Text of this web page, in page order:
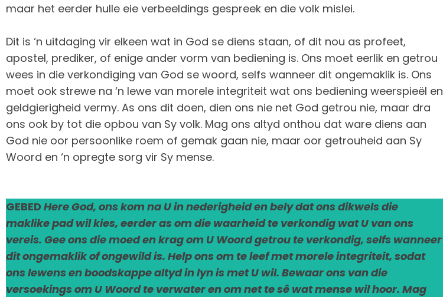
maar het eerder hulle eie verbeeldings gespreek en die volk mislei.
Dit is ‘n uitdaging vir elkeen wat in God se diens staan, of dit nou as profeet,
apostel, prediker, of enige ander vorm van bediening is. Ons moet eerlik en getrou
wees in die verkondiging van God se woord, selfs wanneer dit ongemaklik is. Ons
moet ook strewe na ‘n lewe van morele integriteit wat ons bediening weerspieël en
geldgierigheid vermy. As ons dit doen, dien ons nie net God getrou nie, maar dra
ons ook by tot die opbou van Sy volk. Mag ons altyd onthou dat ware diens aan
God nie oor persoonlike roem of gemak gaan nie, maar oor getrouheid aan Sy
Woord en ‘n opregte sorg vir Sy mense.
GEBED Here God, ons kom na U in nederigheid en bely dat ons dikwels die
maklike pad wil kies, eerder as om die waarheid te verkondig wat U van ons
vereis. Gee ons die moed en krag om U Woord getrou te verkondig, selfs wanneer
dit ongemaklik of ongewild is. Help ons om te leef met morele integriteit, sodat
ons lewens en boodskappe altyd in lyn is met U wil. Bewaar ons van die
versoekings om U Woord te verwater en om net te sê wat mense wil hoor. Mag